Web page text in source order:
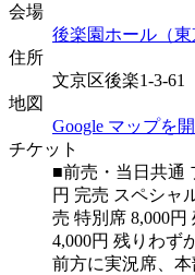
会場
後楽園ホール（東
住所
文京区後楽1-3-61
地図
Google マップを開
チケット
■前売・当日共通
円 完売 スペシャ
売 特別席 8,000
4,000円 残りわず
前方に実況席、